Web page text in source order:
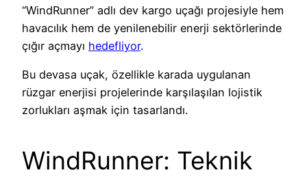
“WindRunner” adlı dev kargo uçağı projesiyle hem
havacılık hem de yenilenebilir enerji sektörlerinde
çığır açmayı hedefliyor.
Bu devasa uçak, özellikle karada uygulanan
rüzgar enerjisi projelerinde karşılaşılan lojistik
zorlukları aşmak için tasarlandı.
WindRunner: Teknik